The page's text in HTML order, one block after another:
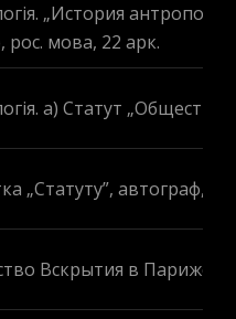
„История
рос. мова, 22 арк.
а) Статут „Общества
„Статуту”, автограф,
Вскрытия в Париже”,